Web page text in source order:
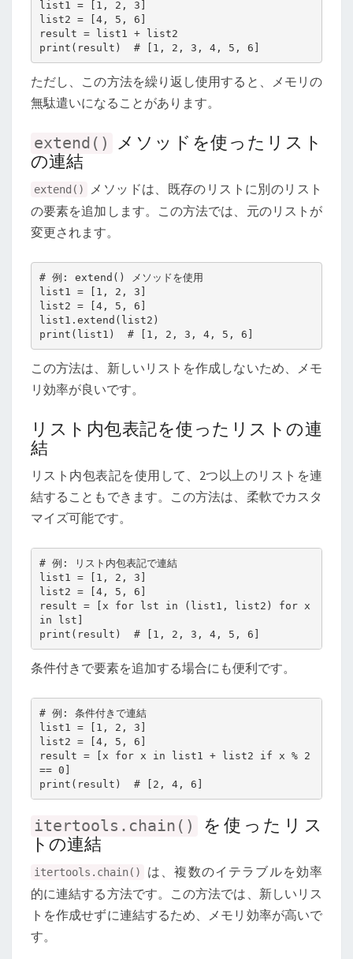
list1 = [1, 2, 3]
list2 = [4, 5, 6]
result = list1 + list2
ただし、この方法を繰り返し使用すると、メモリの
無駄遣いになることがあります。
extend()
メソッドを使ったリスト
の連結
extend()
メソッドは、既存のリストに別のリスト
の要素を追加します。この方法では、元のリストが
変更されます。
# 例: extend() メソッドを使用
list1 = [1, 2, 3]
list2 = [4, 5, 6]
list1.extend(list2)
この方法は、新しいリストを作成しないため、メモ
リ効率が良いです。
リスト内包表記を使ったリストの連
結
リスト内包表記を使用して、2つ以上のリストを連
結することもできます。この方法は、柔軟でカスタ
マイズ可能です。
# 例: リスト内包表記で連結
list1 = [1, 2, 3]
list2 = [4, 5, 6]
result = [x for lst in (list1, list2) for x
in lst]
条件付きで要素を追加する場合にも便利です。
# 例: 条件付きで連結
list1 = [1, 2, 3]
list2 = [4, 5, 6]
result = [x for x in list1 + list2 if x % 2
== 0]
itertools.chain()
を使ったリス
トの連結
itertools.chain()
は、複数のイテラブルを効率
的に連結する方法です。この方法では、新しいリス
トを作成せずに連結するため、メモリ効率が高いで
す。